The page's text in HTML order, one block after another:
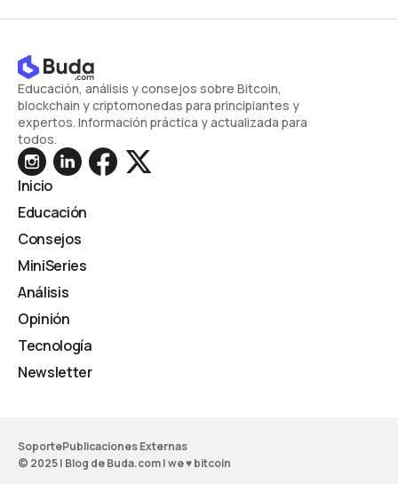
Educación, análisis y consejos sobre Bitcoin,
blockchain y criptomonedas para principiantes y
expertos. Información práctica y actualizada para
todos.
Inicio
Educación
Consejos
MiniSeries
Análisis
Opinión
Tecnología
Newsletter
SoportePublicaciones Externas
© 2025 | Blog de Buda.com | we ♥ bitcoin